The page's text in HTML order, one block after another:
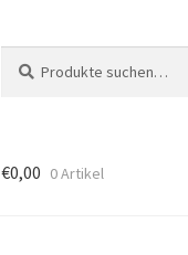
nach:
€0,00 0 Artikel